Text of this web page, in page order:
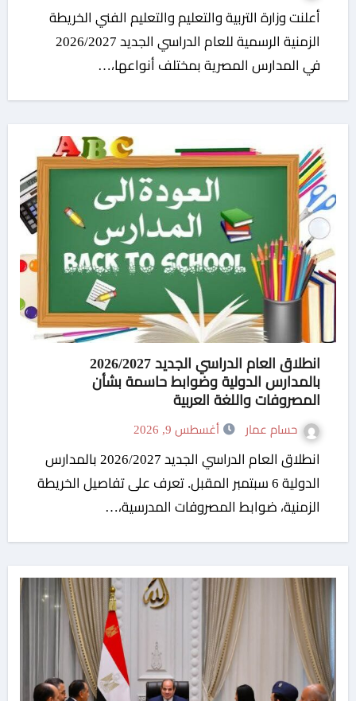
أعلنت وزارة التربية والتعليم والتعليم الفني الخريطة
الزمنية الرسمية للعام الدراسي الجديد 2026/2027
في المدارس المصرية بمختلف أنواعها،…
انطلاق العام الدراسي الجديد 2026/2027
بالمدارس الدولية وضوابط حاسمة بشأن
المصروفات واللغة العربية
حسام عمار أغسطس 9, 2026
انطلاق العام الدراسي الجديد 2026/2027 بالمدارس
الدولية 6 سبتمبر المقبل. تعرف على تفاصيل الخريطة
الزمنية، ضوابط المصروفات المدرسية،…